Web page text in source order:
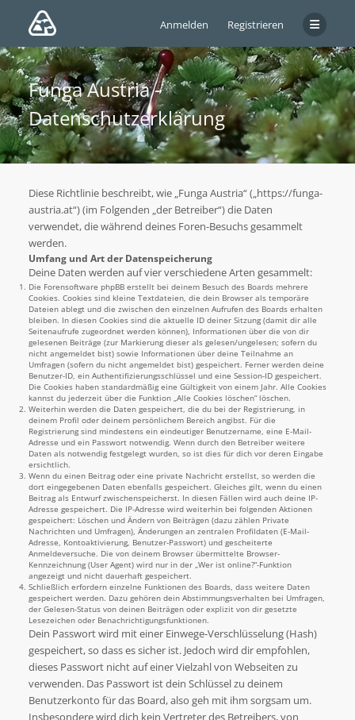
Anmelden Registrieren
Funga Austria -
Datenschutzerklärung
Diese Richtlinie beschreibt, wie „Funga Austria“ („https://funga-
austria.at“) (im Folgenden „der Betreiber“) die Daten
verwendet, die während deines Foren-Besuchs gesammelt
werden.
Umfang und Art der Datenspeicherung
Deine Daten werden auf vier verschiedene Arten gesammelt:
Die Forensoftware phpBB erstellt bei deinem Besuch des Boards mehrere
Cookies. Cookies sind kleine Textdateien, die dein Browser als temporäre
Dateien ablegt und die zwischen den einzelnen Aufrufen des Boards erhalten
bleiben. In diesen Cookies sind die aktuelle ID deiner Sitzung (damit dir alle
Seitenaufrufe zugeordnet werden können), Informationen über die von dir
gelesenen Beiträge (zur Markierung dieser als gelesen/ungelesen; sofern du
nicht angemeldet bist) sowie Informationen über deine Teilnahme an
Umfragen (sofern du nicht angemeldet bist) gespeichert. Ferner werden deine
Benutzer-ID, ein Authentifizierungsschlüssel und eine Session-ID gespeichert.
Die Cookies haben standardmäßig eine Gültigkeit von einem Jahr. Alle Cookies
kannst du jederzeit über die Funktion „Alle Cookies löschen“ löschen.
Weiterhin werden die Daten gespeichert, die du bei der Registrierung, in
deinem Profil oder deinem persönlichem Bereich angibst. Für die
Registrierung sind mindestens ein eindeutiger Benutzername, eine E-Mail-
Adresse und ein Passwort notwendig. Wenn durch den Betreiber weitere
Daten als notwendig festgelegt wurden, so ist dies für dich vor deren Eingabe
ersichtlich.
Wenn du einen Beitrag oder eine private Nachricht erstellst, so werden die
dort eingegebenen Daten ebenfalls gespeichert. Gleiches gilt, wenn du einen
Beitrag als Entwurf zwischenspeicherst. In diesen Fällen wird auch deine IP-
Adresse gespeichert. Die IP-Adresse wird weiterhin bei folgenden Aktionen
gespeichert: Löschen und Ändern von Beiträgen (dazu zählen Private
Nachrichten und Umfragen), Änderungen an zentralen Profildaten (E-Mail-
Adresse, Kontoaktivierung, Benutzer-Passwort) und gescheiterte
Anmeldeversuche. Die von deinem Browser übermittelte Browser-
Kennzeichnung (User Agent) wird nur in der „Wer ist online?“-Funktion
angezeigt und nicht dauerhaft gespeichert.
Schließlich erfordern einzelne Funktionen des Boards, dass weitere Daten
gespeichert werden. Dazu gehören dein Abstimmungsverhalten bei Umfragen,
der Gelesen-Status von deinen Beiträgen oder explizit von dir gesetzte
Lesezeichen oder Benachrichtigungsfunktionen.
Dein Passwort wird mit einer Einwege-Verschlüsselung (Hash)
gespeichert, so dass es sicher ist. Jedoch wird dir empfohlen,
dieses Passwort nicht auf einer Vielzahl von Webseiten zu
verwenden. Das Passwort ist dein Schlüssel zu deinem
Benutzerkonto für das Board, also geh mit ihm sorgsam um.
Insbesondere wird dich kein Vertreter des Betreibers, von